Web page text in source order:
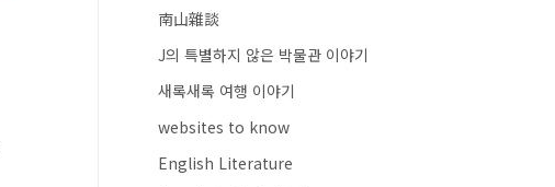
南山雜談
J의 특별하지 않은 박물관 이야기
새록새록 여행 이야기
websites to know
English Literature